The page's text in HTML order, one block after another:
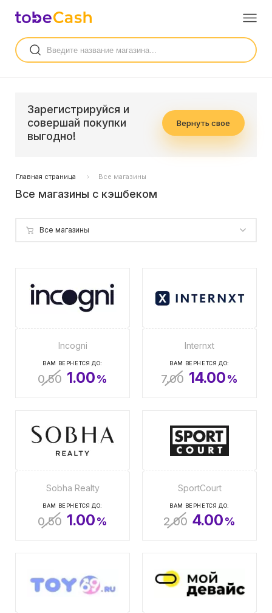
Зарегистрируйся и
совершай покупки
выгодно!
Вернуть свое
Главная страница Все магазины
Все магазины с кэшбеком
Все магазины
Incogni
ВАМ ВЕРНЕТСЯ ДО:
0.50 1.00%
Internxt
ВАМ ВЕРНЕТСЯ ДО:
7.00 14.00%
Sobha Realty
ВАМ ВЕРНЕТСЯ ДО:
0.50 1.00%
SportCourt
ВАМ ВЕРНЕТСЯ ДО:
2.00 4.00%